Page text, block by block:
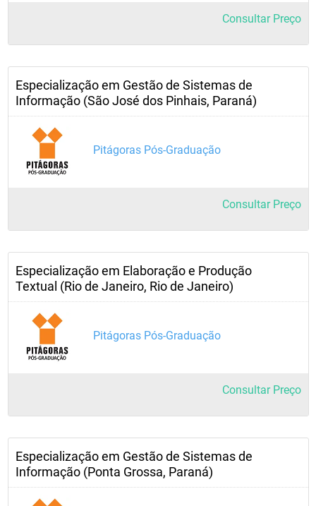
Consultar Preço
Especialização em Gestão de Sistemas de
Informação (São José dos Pinhais, Paraná)
Pitágoras Pós-Graduação
Consultar Preço
Especialização em Elaboração e Produção
Textual (Rio de Janeiro, Rio de Janeiro)
Pitágoras Pós-Graduação
Consultar Preço
Especialização em Gestão de Sistemas de
Informação (Ponta Grossa, Paraná)